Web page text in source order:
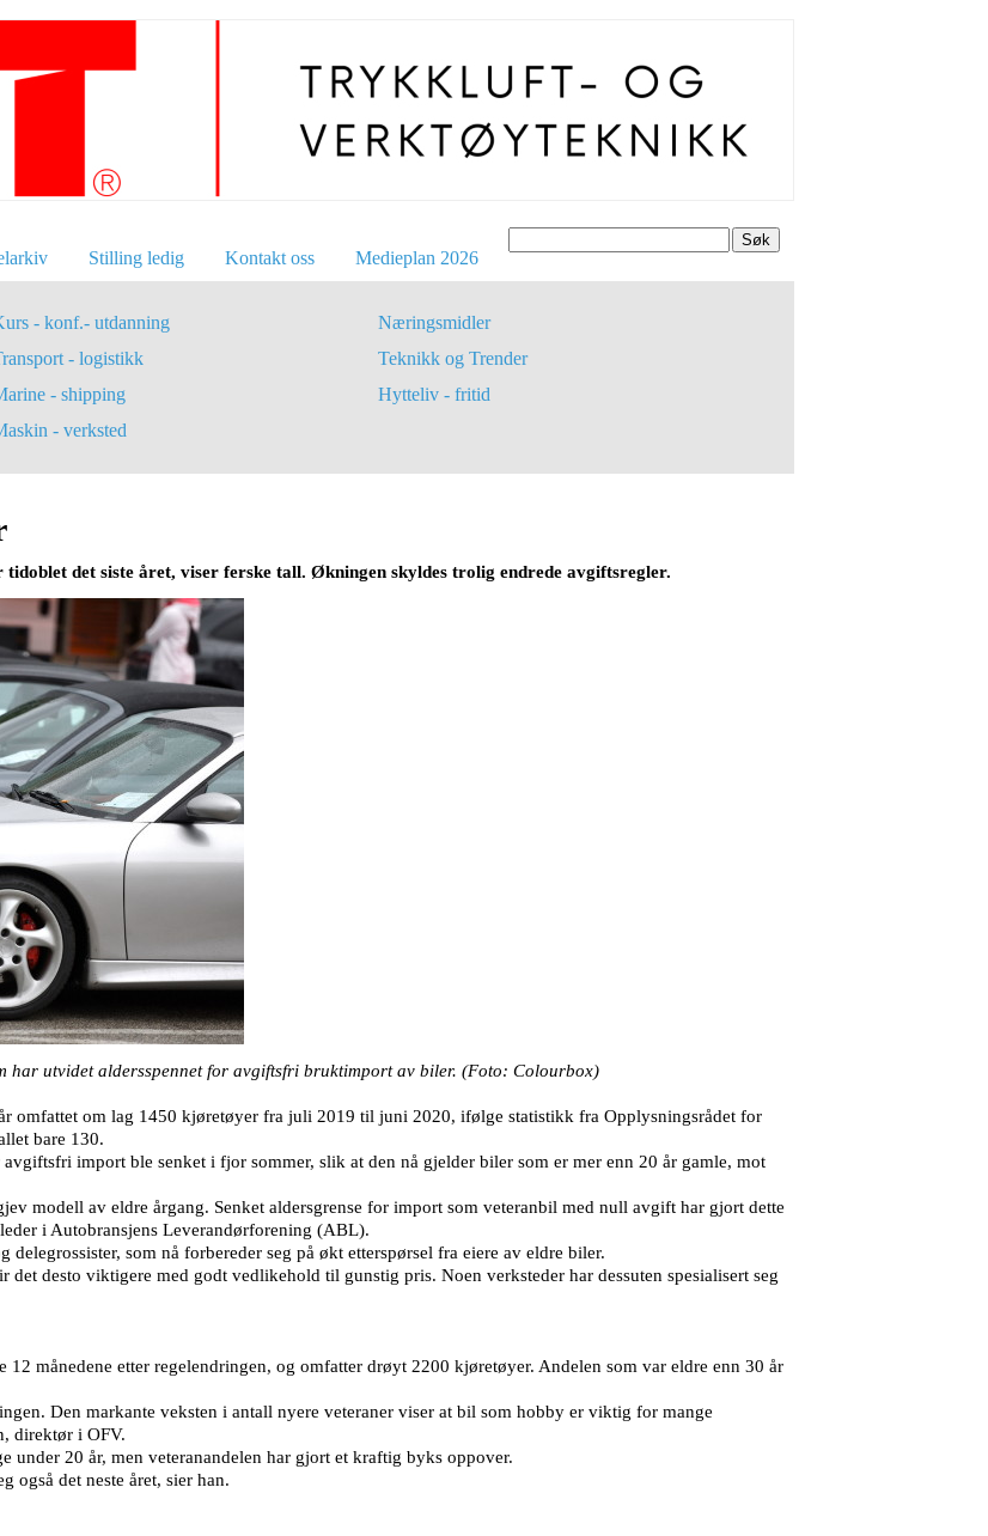
Søk
Stilling ledig Kontakt oss Medieplan 2026
- konf.- utdanning
- logistikk
- shipping
- verksted
Næringsmidler
Teknikk og Trender
Hytteliv - fritid
det siste året, viser ferske tall. Økningen skyldes trolig endrede avgiftsregler.
har utvidet aldersspennet for avgiftsfri bruktimport av biler. (Foto: Colourbox)
omfattet om lag 1450 kjøretøyer fra juli 2019 til juni 2020, ifølge statistikk fra Opplysningsrådet for
bare 130.
import ble senket i fjor sommer, slik at den nå gjelder biler som er mer enn 20 år gamle, mot
modell av eldre årgang. Senket aldersgrense for import som veteranbil med null avgift har gjort dette
i Autobransjens Leverandørforening (ABL).
som nå forbereder seg på økt etterspørsel fra eiere av eldre biler.
desto viktigere med godt vedlikehold til gunstig pris. Noen verksteder har dessuten spesialisert seg
månedene etter regelendringen, og omfatter drøyt 2200 kjøretøyer. Andelen som var eldre enn 30 år
Den markante veksten i antall nyere veteraner viser at bil som hobby er viktig for mange
direktør i OFV.
under 20 år, men veteranandelen har gjort et kraftig byks oppover.
også det neste året, sier han.